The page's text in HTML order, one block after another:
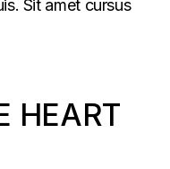
Sit amet cursus
HEART